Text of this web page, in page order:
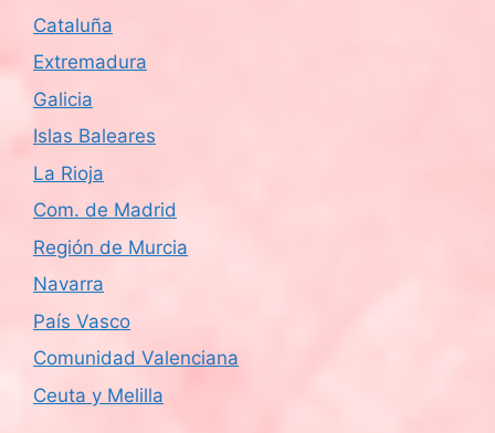
Cataluña
Extremadura
Galicia
Islas Baleares
La Rioja
Com. de Madrid
Región de Murcia
Navarra
País Vasco
Comunidad Valenciana
Ceuta y Melilla